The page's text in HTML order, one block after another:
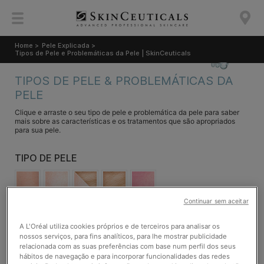
Home > Pele Explicada >
Tipos de Pele e Problemáticas da Pele | SkinCeuticals
TIPOS DE PELE & PROBLEMÁTICAS DA
PELE
Clique e arraste o seu tipo de pele e problemática da pele para saber
mais sobre as características e os tratamentos que são apropriados
para sua pele.
TIPO DE PELE
PROBLEMÁTICAS DA PELE
A L'Oréal utiliza cookies próprios e de terceiros para analisar os
nossos serviços, para fins analíticos, para lhe mostrar publicidade
relacionada com as suas preferências com base num perfil dos seus
hábitos de navegação e para incorporar funcionalidades das redes
Continuar sem aceitar